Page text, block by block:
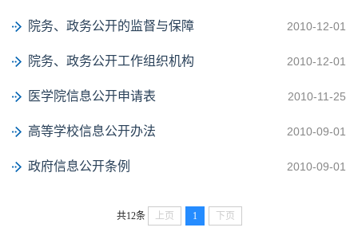
院务、政务公开的监督与保障 2010-12-01
院务、政务公开工作组织机构 2010-12-01
医学院信息公开申请表 2010-11-25
高等学校信息公开办法 2010-09-01
政府信息公开条例 2010-09-01
共12条 上页 1 下页